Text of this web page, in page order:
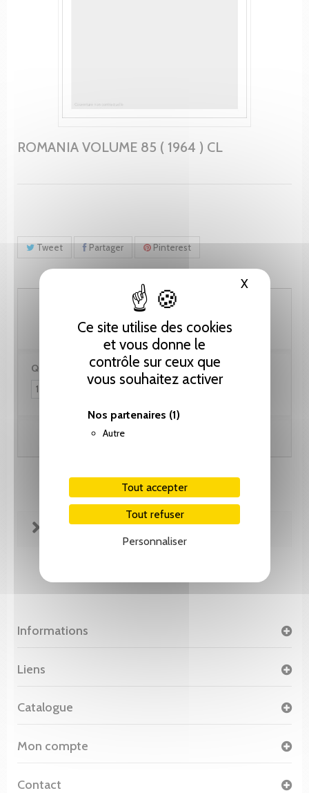
Ce site utilise des cookies
et vous donne le
contrôle sur ceux que
vous souhaitez activer
Nos partenaires (1)
Autre
Tout accepter
Tout refuser
Personnaliser
XMasquer
ROMANIA VOLUME 85 ( 1964 ) CL
Tweet Partager Pinterest
133.40 CHF
Quantité :
Ajouter au panier
FICHE TECHNIQUE
Informations
Liens
Catalogue
Mon compte
Contact